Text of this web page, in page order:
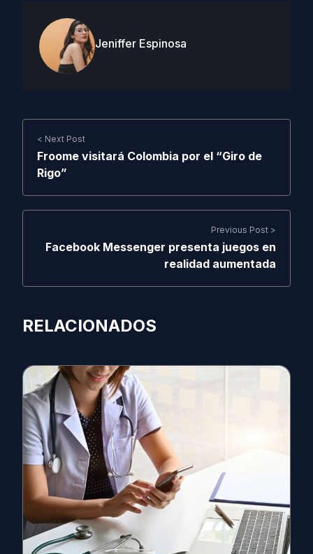
Jeniffer Espinosa
< Next Post
Froome visitará Colombia por el “Giro de
Rigo”
Previous Post >
Facebook Messenger presenta juegos en
realidad aumentada
RELACIONADOS